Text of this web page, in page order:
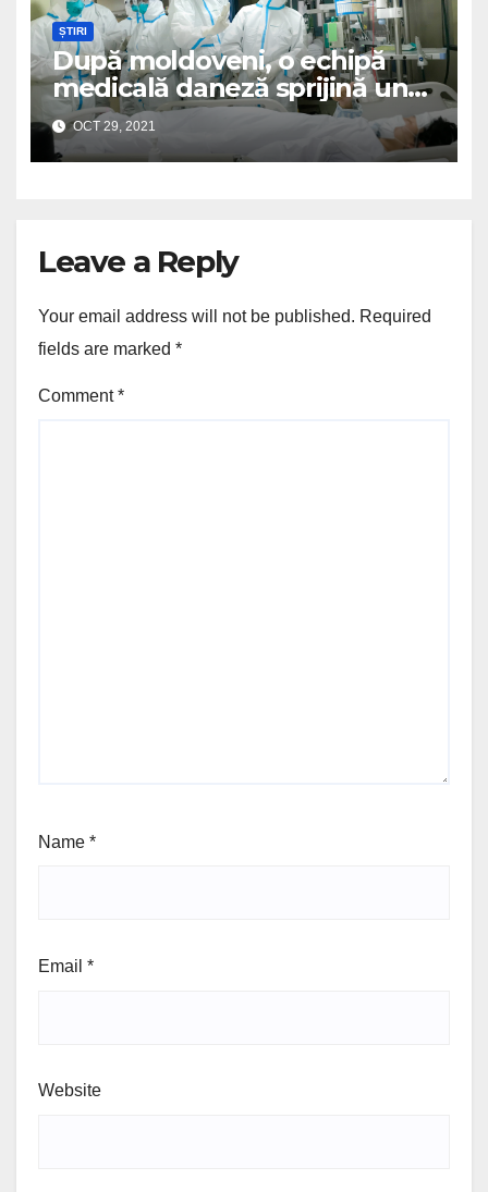
ȘTIRI
După moldoveni, o echipă
medicală daneză sprijină un
spital românesc
OCT 29, 2021
Leave a Reply
Your email address will not be published. Required
fields are marked *
Comment*
Name *
Email *
Website